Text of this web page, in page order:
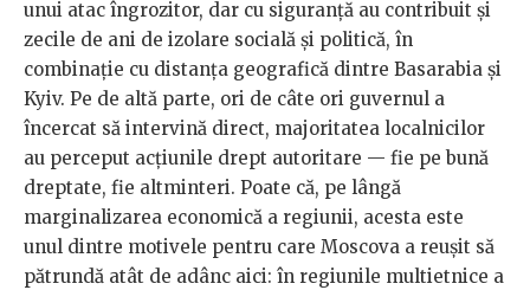
unui atac îngrozitor, dar cu siguranță au contribuit și
zecile de ani de izolare socială și politică, în
combinație cu distanța geografică dintre Basarabia și
Kyiv. Pe de altă parte, ori de câte ori guvernul a
încercat să intervină direct, majoritatea localnicilor
au perceput acțiunile drept autoritare — fie pe bună
dreptate, fie altminteri. Poate că, pe lângă
marginalizarea economică a regiunii, acesta este
unul dintre motivele pentru care Moscova a reușit să
pătrundă atât de adânc aici: în regiunile multietnice a